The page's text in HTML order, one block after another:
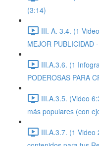
(3:14)
III. A. 3.4. (1
MEJOR
III.A.3.6. (1
PODEROSAS PARA
III.A.3.5. (Video
más populares (con
III.A.3.7. (1